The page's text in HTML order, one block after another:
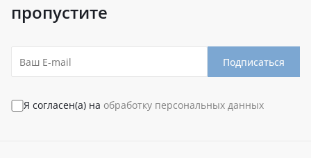
пропустите
Подписаться
Я согласен(а) на обработку персональных данных